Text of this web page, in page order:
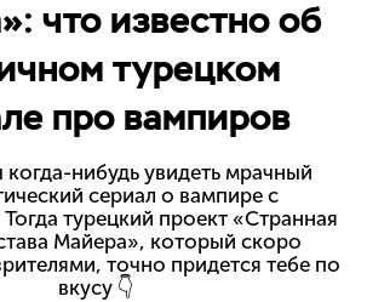
что известно об
турецком
про вампиров
когда-нибудь увидеть мрачный
сериал о вампире с
турецкий проект «Странная
Майера», который скоро
точно придется тебе по
вкусу 👇